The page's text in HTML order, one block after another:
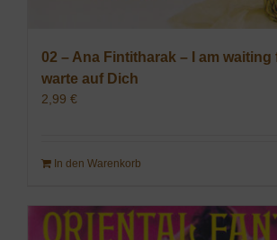
02 – Ana Fintitharak – I am waiting
warte auf Dich
2,99 €
In den Warenkorb